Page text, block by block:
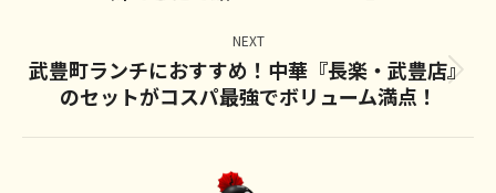
post:
NEXT
Next
post:
武豊町ランチにおすすめ！中華『長楽・武豊店』
のセットがコスパ最強でボリューム満点！